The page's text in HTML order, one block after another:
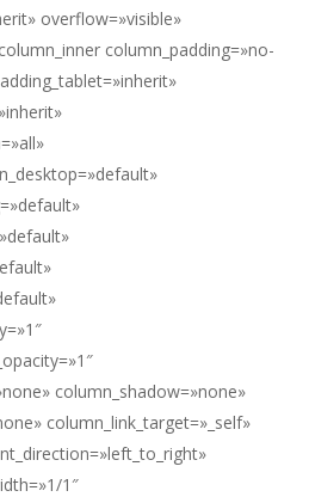
overflow=»visible»
column_padding=»no-
column_shadow=»none»
column_link_target=»_self»
1″